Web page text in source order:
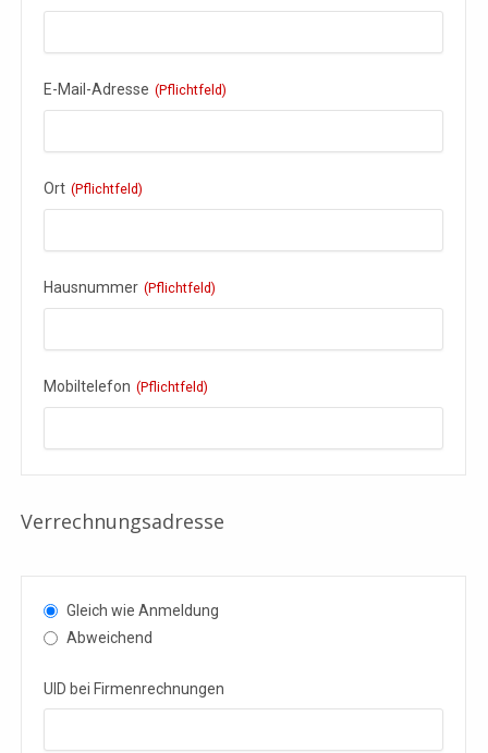
E-Mail-Adresse (Pflichtfeld)
Ort (Pflichtfeld)
Hausnummer (Pflichtfeld)
Mobiltelefon (Pflichtfeld)
Verrechnungsadresse
Name (Pflichtfeld)
Gleich wie Anmeldung
Abweichend
UID bei Firmenrechnungen